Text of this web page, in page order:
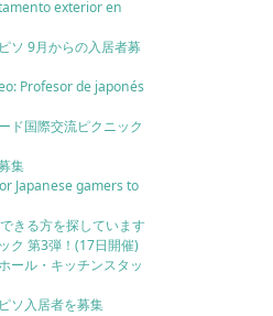
exterior en
ソ 9月からの入居者募
Profesor de japonés
ド国際交流ピクニック
集
Japanese gamers to
きる方を探しています
ク 第3弾！(17日開催)
ール・キッチンスタッ
ソ入居者を募集